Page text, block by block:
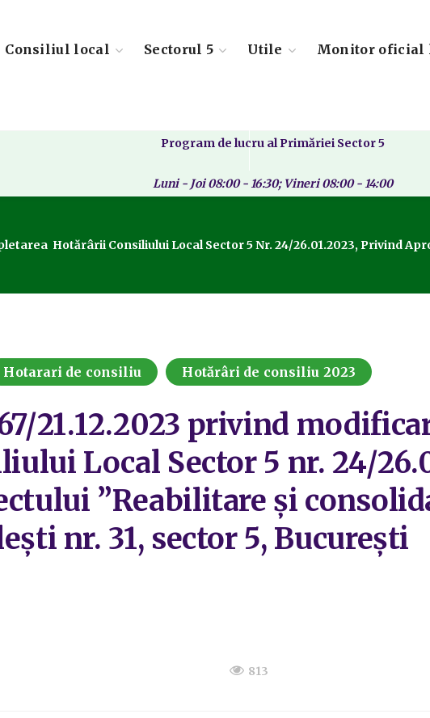
Consiliul local Sectorul 5 Utile Monitor oficial
Program de lucru al Primăriei Sector 5
Luni - Joi 08:00 - 16:30; Vineri 08:00 - 14:00
Hotărârii Consiliului Local Sector 5 Nr. 24/26.01.2023, Privind
Hotarari de consiliu Hotărâri de consiliu 2023
21.12.2023 privind
Local Sector 5 nr. 24/
”Reabilitare și
nr. 31, sector 5, București
813